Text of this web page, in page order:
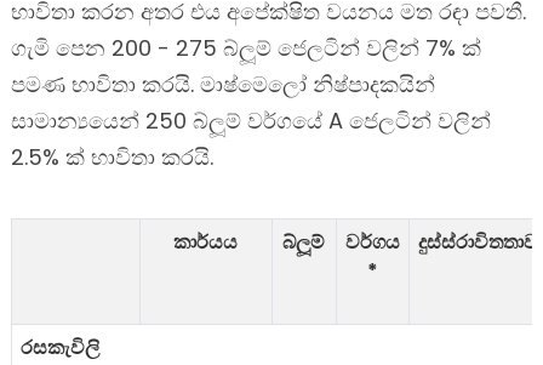
භාවිතා කරන අතර එය අපේක්ෂිත වයනය මත රඳා පවතී.
ගැමි පෙන 200 - 275 බ්ලූම් ජෙලටින් වලින් 7% ක්
පමණ භාවිතා කරයි. මාෂ්මෙලෝ නිෂ්පාදකයින්
සාමාන්‍යයෙන් 250 බ්ලූම් වර්ගයේ A ජෙලටින් වලින්
2.5% ක් භාවිතා කරයි.
කාර්යය බ්ලූම්
වර්ගය
*
රසකැවිලි